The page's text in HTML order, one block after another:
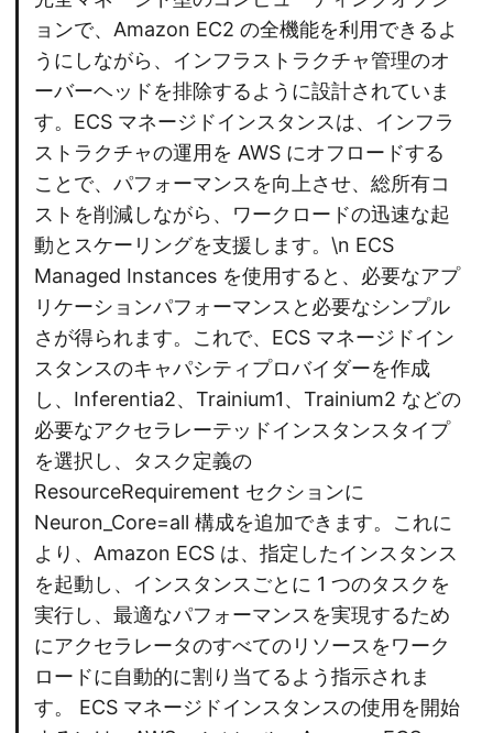
ョンで、Amazon EC2 の全機能を利用できるよ
うにしながら、インフラストラクチャ管理のオ
ーバーヘッドを排除するように設計されていま
す。ECS マネージドインスタンスは、インフラ
ストラクチャの運用を AWS にオフロードする
ことで、パフォーマンスを向上させ、総所有コ
ストを削減しながら、ワークロードの迅速な起
動とスケーリングを支援します。\n ECS
Managed Instances を使用すると、必要なアプ
リケーションパフォーマンスと必要なシンプル
さが得られます。これで、ECS マネージドイン
スタンスのキャパシティプロバイダーを作成
し、Inferentia2、Trainium1、Trainium2 などの
必要なアクセラレーテッドインスタンスタイプ
を選択し、タスク定義の
ResourceRequirement セクションに
Neuron_Core=all 構成を追加できます。これに
より、Amazon ECS は、指定したインスタンス
を起動し、インスタンスごとに 1 つのタスクを
実行し、最適なパフォーマンスを実現するため
にアクセラレータのすべてのリソースをワーク
ロードに自動的に割り当てるよう指示されま
す。 ECS マネージドインスタンスの使用を開始